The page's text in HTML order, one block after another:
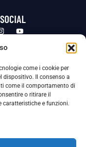
come i cookie per
dispositivo. Il consenso a
come il comportamento di
o ritirare il
caratteristiche e funzioni.
figura specializzata che vigila sulle modalità
dati personali.
a